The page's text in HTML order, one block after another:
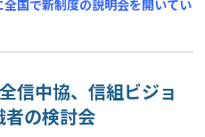
全国で新制度の説明会を開いてい
中協、信組ビジョ
者の検討会